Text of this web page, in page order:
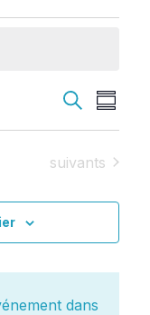
et
Recherche
de
vues
Résumé
Évènements
suivants
dans